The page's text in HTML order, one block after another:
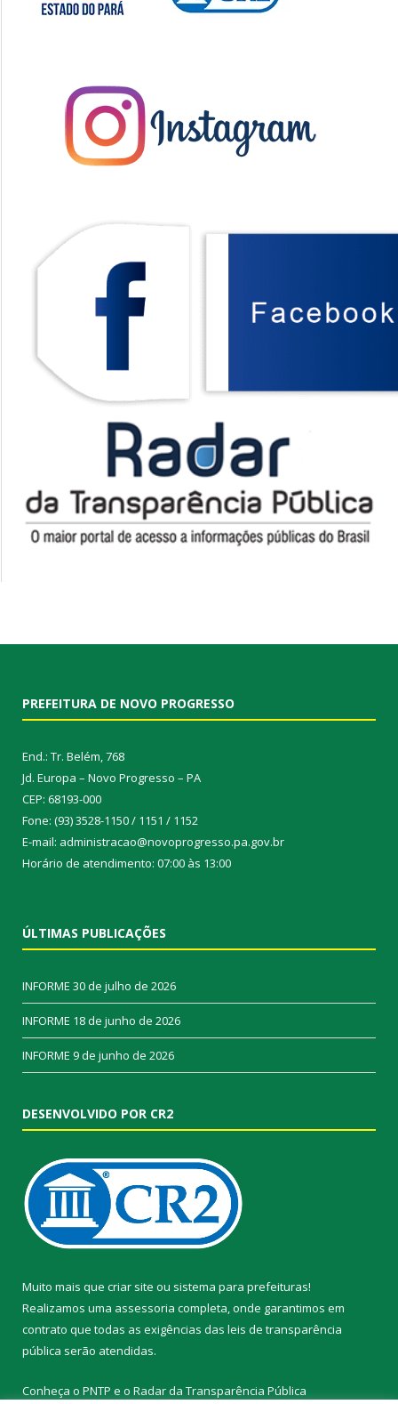
PREFEITURA DE NOVO PROGRESSO
End.: Tr. Belém, 768
Jd. Europa – Novo Progresso – PA
CEP: 68193-000
Fone: (93) 3528-1150 / 1151 / 1152
E-mail: administracao@novoprogresso.pa.gov.br
Horário de atendimento: 07:00 às 13:00
ÚLTIMAS PUBLICAÇÕES
INFORME 30 de julho de 2026
INFORME 18 de junho de 2026
INFORME 9 de junho de 2026
DESENVOLVIDO POR CR2
Muito mais que criar site ou sistema para prefeituras!
Realizamos uma assessoria completa, onde garantimos em
contrato que todas as exigências das leis de transparência
pública serão atendidas.
Conheça o PNTP e o Radar da Transparência Pública